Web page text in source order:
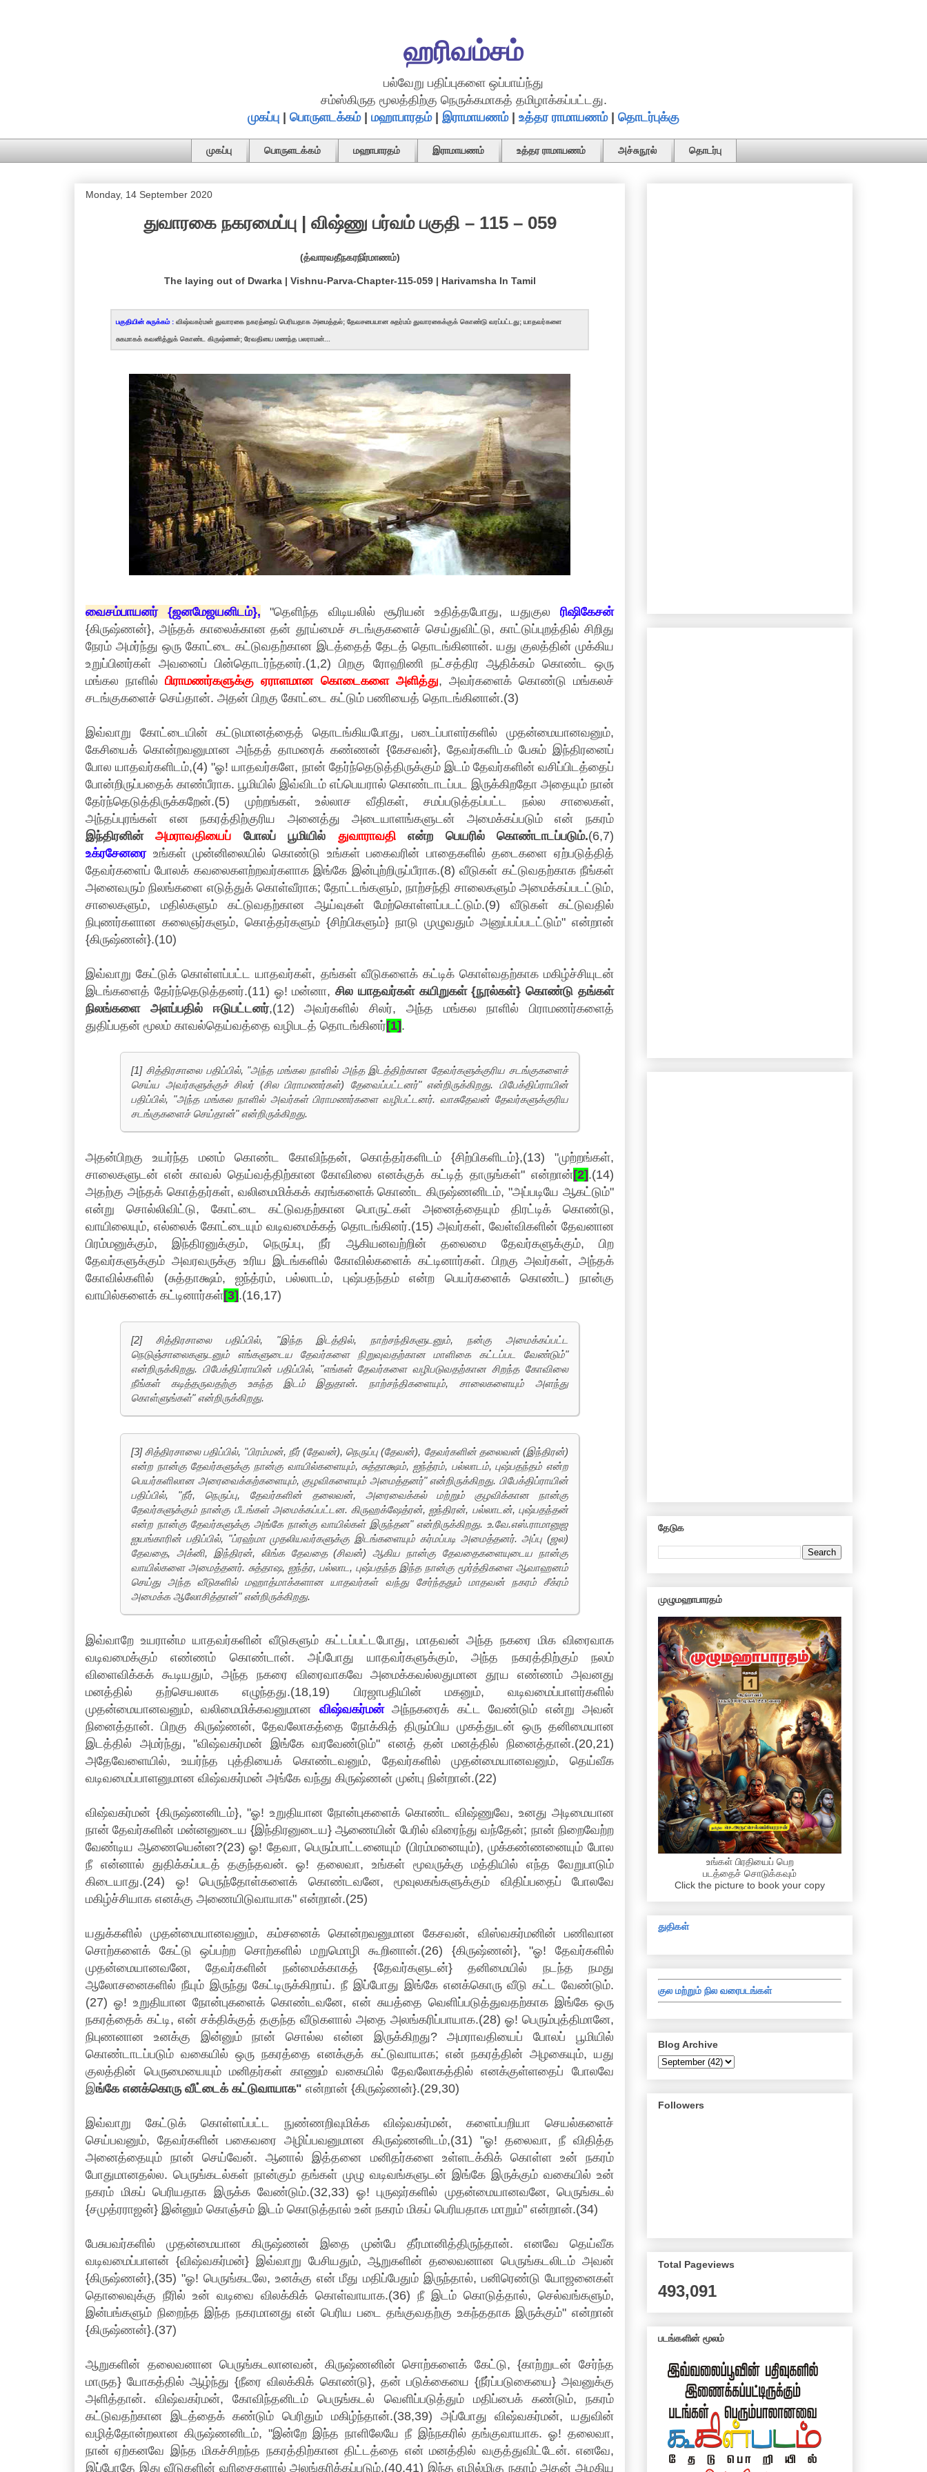
ஹரிவம்சம்
பல்வேறு பதிப்புகளை ஒப்பாய்ந்து
சம்ஸ்கிருத மூலத்திற்கு நெருக்கமாகத் தமிழாக்கப்பட்டது.
முகப்பு
பொருளடக்கம்| மஹாபாரதம்| இராமாயணம்| உத்தர ராமாயணம்| தொடர்புக்கு
முகப்பு பொருளடக்கம் மஹாபாரதம் இராமாயணம் உத்தர ராமாயணம் அச்சுநூல் தொடர்பு
Monday, 14 September 2020
துவாரகை நகரமைப்பு | விஷ்ணு பர்வம் பகுதி – 115 – 059
(த்வாரவதீநகரநிர்மாணம்)
The laying out of Dwarka | Vishnu-Parva-Chapter-115-059 | Harivamsha In Tamil
பகுதியின் சுருக்கம் : விஷ்வகர்மன் துவாரகை நகரத்தைப் பெரியதாக அமைத்தல்; தேவசபையான சுதர்மம் துவாரகைக்குக் கொண்டு வரப்பட்டது; யாதவர்களை
சுகமாகக் கவனித்துக் கொண்ட கிருஷ்ணன்; ரேவதியை மணந்த பலராமன்...
வைசம்பாயனர் {ஜனமேஜயனிடம்}, "தெளிந்த விடியலில் சூரியன் உதித்தபோது, யதுகுலரிஷிகேசன்
{கிருஷ்ணன்}, அந்தக் காலைக்கான தன் தூய்மைச் சடங்குகளைச் செய்துவிட்டு, காட்டுப்புறத்தில் சிறிது
நேரம் அமர்ந்து ஒரு கோட்டை கட்டுவதற்கான இடத்தைத் தேடத் தொடங்கினான். யது குலத்தின் முக்கிய
உறுப்பினர்கள் அவனைப் பின்தொடர்ந்தனர்.(1,2) பிறகு ரோஹிணி நட்சத்திர ஆதிக்கம் கொண்ட ஒரு
மங்கல நாளில்பிராமணர்களுக்கு ஏராளமான கொடைகளை அளித்து, அவர்களைக் கொண்டு மங்கலச்
சடங்குகளைச் செய்தான். அதன் பிறகு கோட்டை கட்டும் பணியைத் தொடங்கினான்.(3)
இவ்வாறு கோட்டையின் கட்டுமானத்தைத் தொடங்கியபோது, படைப்பாளர்களில் முதன்மையானவனும்,
கேசியைக் கொன்றவனுமான அந்தத் தாமரைக் கண்ணன் {கேசவன்}, தேவர்களிடம் பேசும் இந்திரனைப்
போல யாதவர்களிடம்,(4) "ஓ! யாதவர்களே, நான் தேர்ந்தெடுத்திருக்கும் இடம் தேவர்களின் வசிப்பிடத்தைப்
போன்றிருப்பதைக் காண்பீராக. பூமியில் இவ்விடம் எப்பெயரால் கொண்டாடப்பட இருக்கிறதோ அதையும் நான்
தேர்ந்தெடுத்திருக்கறேன்.(5) முற்றங்கள், உல்லாச வீதிகள், சமப்படுத்தப்பட்ட நல்ல சாலைகள்,
அந்தப்புரங்கள் என நகரத்திற்குரிய அனைத்து அடையாளங்களுடன் அமைக்கப்படும் என் நகரம்
இந்திரனின்அமராவதியைப் போலப் பூமியில் துவாராவதிஎன்ற பெயரில் கொண்டாடப்படும்.(6,7)
உக்ரசேனரைஉங்கள் முன்னிலையில் கொண்டு உங்கள் பகைவரின் பாதைகளில் தடைகளை ஏற்படுத்தித்
தேவர்களைப் போலக் கவலைகளற்றவர்களாக இங்கே இன்புற்றிருப்பீராக.(8) வீடுகள் கட்டுவதற்காக நீங்கள்
அனைவரும் நிலங்களை எடுத்துக் கொள்வீராக; தோட்டங்களும், நாற்சந்தி சாலைகளும் அமைக்கப்படட்டும்,
சாலைகளும், மதில்களும் கட்டுவதற்கான ஆய்வுகள் மேற்கொள்ளப்படட்டும்.(9) வீடுகள் கட்டுவதில்
நிபுணர்களான கலைஞர்களும், கொத்தர்களும் {சிற்பிகளும்} நாடு முழுவதும் அனுப்பப்படட்டும்" என்றான்
{கிருஷ்ணன்}.(10)
இவ்வாறு கேட்டுக் கொள்ளப்பட்ட யாதவர்கள், தங்கள் வீடுகளைக் கட்டிக் கொள்வதற்காக மகிழ்ச்சியுடன்
இடங்களைத் தேர்ந்தெடுத்தனர்.(11) ஓ! மன்னா,சில யாதவர்கள் கயிறுகள் {நூல்கள்} கொண்டு தங்கள்
நிலங்களை அளப்பதில் ஈடுபட்டனர்,(12) அவர்களில் சிலர், அந்த மங்கல நாளில் பிராமணர்களைத்
துதிப்பதன் மூலம் காவல்தெய்வத்தை வழிபடத் தொடங்கினர்[1].
[1] சித்திரசாலை பதிப்பில், "அந்த மங்கல நாளில் அந்த இடத்திற்கான தேவர்களுக்குரிய சடங்குகளைச்
செய்ய அவர்களுக்குச் சிலர் (சில பிராமணர்கள்) தேவைப்பட்டனர்" என்றிருக்கிறது. பிபேக்திப்ராயின்
பதிப்பில், "அந்த மங்கல நாளில் அவர்கள் பிராமணர்களை வழிபட்டனர். வாசுதேவன் தேவர்களுக்குரிய
சடங்குகளைச் செய்தான்" என்றிருக்கிறது.
அதன்பிறகு உயர்ந்த மனம் கொண்ட கோவிந்தன், கொத்தர்களிடம் {சிற்பிகளிடம்},(13) "முற்றங்கள்,
சாலைகளுடன் என் காவல் தெய்வத்திற்கான கோவிலை எனக்குக் கட்டித் தாருங்கள்" என்றான்[2].(14)
அதற்கு அந்தக் கொத்தர்கள், வலிமைமிக்கக் கரங்களைக் கொண்ட கிருஷ்ணனிடம், "அப்படியே ஆகட்டும்"
என்று சொல்லிவிட்டு, கோட்டை கட்டுவதற்கான பொருட்கள் அனைத்தையும் திரட்டிக் கொண்டு,
வாயிலையும், எல்லைக் கோட்டையும் வடிவமைக்கத் தொடங்கினர்.(15) அவர்கள், வேள்விகளின் தேவனான
பிரம்மனுக்கும், இந்திரனுக்கும், நெருப்பு, நீர் ஆகியனவற்றின் தலைமை தேவர்களுக்கும், பிற
தேவர்களுக்கும் அவரவருக்கு உரிய இடங்களில் கோவில்களைக் கட்டினார்கள். பிறகு அவர்கள், அந்தக்
கோவில்களில் (சுத்தாக்ஷம், ஐந்த்ரம், பல்லாடம், புஷ்பதந்தம் என்ற பெயர்களைக் கொண்ட) நான்கு
வாயில்களைக் கட்டினார்கள்[3].(16,17)
[2] சித்திரசாலை பதிப்பில், "இந்த இடத்தில், நாற்சந்திகளுடனும், நன்கு அமைக்கப்பட்ட
நெடுஞ்சாலைகளுடனும் எங்களுடைய தேவர்களை நிறுவுவதற்கான மாளிகை கட்டப்பட வேண்டும்"
என்றிருக்கிறது. பிபேக்திப்ராயின் பதிப்பில், "எங்கள் தேவர்களை வழிபடுவதற்கான சிறந்த கோவிலை
நீங்கள் கடித்தருவதற்கு உகந்த இடம் இதுதான். நாற்சந்திகளையும், சாலைகளையும் அளந்து
கொள்ளுங்கள்" என்றிருக்கிறது.
[3] சித்திரசாலை பதிப்பில், "பிரம்மன், நீர் (தேவன்), நெருப்பு (தேவன்), தேவர்களின் தலைவன் (இந்திரன்)
என்ற நான்கு தேவர்களுக்கு நான்கு வாயில்களையும், சுத்தாக்ஷம், ஐந்த்ரம், பல்லாடம், புஷ்பதந்தம் என்ற
பெயர்களிலான அரைவைக்கற்களையும், குழவிகளையும் அமைத்தனர்" என்றிருக்கிறது. பிபேக்திப்ராயின்
பதிப்பில், "நீர், நெருப்பு, தேவர்களின் தலைவன், அரைவைக்கல் மற்றும் குழவிக்கான நான்கு
தேவர்களுக்கும் நான்கு பீடங்கள் அமைக்கப்பட்டன. கிருஹக்ஷேத்ரன், ஐந்திரன், பல்லாடன், புஷ்பதந்தன்
என்ற நான்கு தேவர்களுக்கு அங்கே நான்கு வாயில்கள் இருந்தன" என்றிருக்கிறது. உ.வே.எஸ்.ராமானுஜ
ஐயங்காரின் பதிப்பில், "ப்ரஹ்மா முதலியவர்களுக்கு இடங்களையும் கர்மப்படி அமைத்தனர். அப்பு (ஜல)
தேவதை, அக்னி, இந்திரன், லிங்க தேவதை (சிவன்) ஆகிய நான்கு தேவதைகளையுடைய நான்கு
வாயில்களை அமைத்தனர். சுத்தாஷ, ஐந்த்ர, பல்லாட, புஷ்பதந்த இந்த நான்கு மூர்த்திகளை ஆவாஹனம்
செய்து அந்த வீடுகளில் மஹாத்மாக்களான யாதவர்கள் வந்து சேர்ந்ததும் மாதவன் நகரம் சீக்ரம்
அமைக்க ஆலோசித்தான்" என்றிருக்கிறது.
இவ்வாறே உயரான்ம யாதவர்களின் வீடுகளும் கட்டப்பட்டபோது, மாதவன் அந்த நகரை மிக விரைவாக
வடிவமைக்கும் எண்ணம் கொண்டான். அப்போது யாதவர்களுக்கும், அந்த நகரத்திற்கும் நலம்
விளைவிக்கக் கூடியதும், அந்த நகரை விரைவாகவே அமைக்கவல்லதுமான தூய எண்ணம் அவனது
மனத்தில் தற்செயலாக எழுந்தது.(18,19) பிரஜாபதியின் மகனும், வடிவமைப்பாளர்களில்
முதன்மையானவனும், வலிமைமிக்கவனுமான விஷ்வகர்மன்அந்நகரைக் கட்ட வேண்டும் என்று அவன்
நினைத்தான். பிறகு கிருஷ்ணன், தேவலோகத்தை நோக்கித் திரும்பிய முகத்துடன் ஒரு தனிமையான
இடத்தில் அமர்ந்து, "விஷ்வகர்மன் இங்கே வரவேண்டும்" எனத் தன் மனத்தில் நினைத்தான்.(20,21)
அதேவேளையில், உயர்ந்த புத்தியைக் கொண்டவனும், தேவர்களில் முதன்மையானவனும், தெய்வீக
வடிவமைப்பாளனுமான விஷ்வகர்மன் அங்கே வந்து கிருஷ்ணன் முன்பு நின்றான்.(22)
விஷ்வகர்மன் {கிருஷ்ணனிடம்}, "ஓ! உறுதியான நோன்புகளைக் கொண்ட விஷ்ணுவே, உனது அடிமையான
நான் தேவர்களின் மன்னனுடைய {இந்திரனுடைய} ஆணையின் பேரில் விரைந்து வந்தேன்; நான் நிறைவேற்ற
வேண்டிய ஆணையென்ன?(23) ஓ! தேவா, பெரும்பாட்டனையும் (பிரம்மனையும்), முக்கண்ணனையும் போல
நீ என்னால் துதிக்கப்படத் தகுந்தவன். ஓ! தலைவா, உங்கள் மூவருக்கு மத்தியில் எந்த வேறுபாடும்
கிடையாது.(24) ஓ! பெருந்தோள்களைக் கொண்டவனே, மூவுலகங்களுக்கும் விதிப்பதைப் போலவே
மகிழ்ச்சியாக எனக்கு அணையிடுவாயாக" என்றான்.(25)
யதுக்களில் முதன்மையானவனும், கம்சனைக் கொன்றவனுமான கேசவன், விஸ்வகர்மனின் பணிவான
சொற்களைக் கேட்டு ஒப்பற்ற சொற்களில் மறுமொழி கூறினான்.(26) {கிருஷ்ணன்}, "ஓ! தேவர்களில்
முதன்மையானவனே, தேவர்களின் நன்மைக்காகத் {தேவர்களுடன்} தனிமையில் நடந்த நமது
ஆலோசனைகளில் நீயும் இருந்து கேட்டிருக்கிறாய். நீ இப்போது இங்கே எனக்கொரு வீடு கட்ட வேண்டும்.
(27) ஓ! உறுதியான நோன்புகளைக் கொண்டவனே, என் சுயத்தை வெளிப்படுத்துவதற்காக இங்கே ஒரு
நகரத்தைக் கட்டி, என் சக்திக்குத் தகுந்த வீடுகளால் அதை அலங்கரிப்பாயாக.(28) ஓ! பெரும்புத்திமானே,
நிபுணனான உனக்கு இன்னும் நான் சொல்ல என்ன இருக்கிறது? அமராவதியைப் போலப் பூமியில்
கொண்டாடப்படும் வகையில் ஒரு நகரத்தை எனக்குக் கட்டுவாயாக; என் நகரத்தின் அழகையும், யது
குலத்தின் பெருமையையும் மனிதர்கள் காணும் வகையில் தேவலோகத்தில் எனக்குள்ளதைப் போலவே
இங்கே எனக்கொரு வீட்டைக் கட்டுவாயாக" என்றான் {கிருஷ்ணன்}.(29,30)
இவ்வாறு கேட்டுக் கொள்ளப்பட்ட நுண்ணறிவுமிக்க விஷ்வகர்மன், களைப்பறியா செயல்களைச்
செய்பவனும், தேவர்களின் பகைவரை அழிப்பவனுமான கிருஷ்ணனிடம்,(31) "ஓ! தலைவா, நீ விதித்த
அனைத்தையும் நான் செய்வேன். ஆனால் இத்தனை மனிதர்களை உள்ளடக்கிக் கொள்ள உன் நகரம்
போதுமானதல்ல. பெருங்கடல்கள் நான்கும் தங்கள் முழு வடிவங்களுடன் இங்கே இருக்கும் வகையில் உன்
நகரம் மிகப் பெரியதாக இருக்க வேண்டும்.(32,33) ஓ! புருஷர்களில் முதன்மையானவனே, பெருங்கடல்
{சமுத்ரராஜன்} இன்னும் கொஞ்சம் இடம் கொடுத்தால் உன் நகரம் மிகப் பெரியதாக மாறும்" என்றான்.(34)
பேசுபவர்களில் முதன்மையான கிருஷ்ணன் இதை முன்பே தீர்மானித்திருந்தான். எனவே தெய்வீக
வடிவமைப்பாளன் {விஷ்வகர்மன்} இவ்வாறு பேசியதும், ஆறுகளின் தலைவனான பெருங்கடலிடம் அவன்
{கிருஷ்ணன்},(35) "ஓ! பெருங்கடலே, உனக்கு என் மீது மதிப்பேதும் இருந்தால், பனிரெண்டு யோஜனைகள்
தொலைவுக்கு நீரில் உன் வடிவை விலக்கிக் கொள்வாயாக.(36) நீ இடம் கொடுத்தால், செல்வங்களும்,
இன்பங்களும் நிறைந்த இந்த நகரமானது என் பெரிய படை தங்குவதற்கு உகந்ததாக இருக்கும்" என்றான்
{கிருஷ்ணன்}.(37)
ஆறுகளின் தலைவனான பெருங்கடலானவன், கிருஷ்ணனின் சொற்களைக் கேட்டு, {காற்றுடன் சேர்ந்த
மாருத} யோகத்தில் ஆழ்ந்து {நீரை விலக்கிக் கொண்டு}, தன் படுக்கையை {நீர்ப்படுகையை} அவனுக்கு
அளித்தான். விஷ்வகர்மன், கோவிந்தனிடம் பெருங்கடல் வெளிப்படுத்தும் மதிப்பைக் கண்டும், நகரம்
கட்டுவதற்கான இடத்தைக் கண்டும் பெரிதும் மகிழ்ந்தான்.(38,39) அப்போது விஷ்வகர்மன், யதுவின்
வழித்தோன்றலான கிருஷ்ணனிடம், "இன்றே இந்த நாளிலேயே நீ இந்நகரில் தங்குவாயாக. ஓ! தலைவா,
நான் ஏற்கனவே இந்த மிகச்சிறந்த நகரத்திற்கான திட்டத்தை என் மனத்தில் வகுத்துவிட்டேன். எனவே,
இப்போதே இது வீடுகளின் வரிசைகளால் அலங்கரிக்கப்படும்.(40,41) இந்த எழில்மிகு நகரம் அதன் அழகிய
தேடுக
முழுமஹாபாரதம்
உங்கள் பிரதியைப் பெற
படத்தைச் சொடுக்கவும்
Click the picture to book your copy
துதிகள்
குல மற்றும் நில வரைபடங்கள்
Blog Archive
Followers
Total Pageviews
493,091
படங்களின் மூலம்